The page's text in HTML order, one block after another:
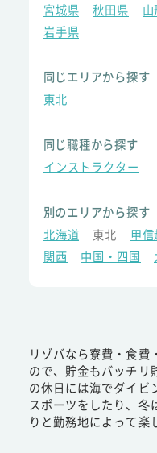
宮城県
秋田県
岩手県
同じエリアから探す
東北
同じ職種から探す
インストラクター
別のエリアから探す
北海道
東北 甲信
関西
中国・四国
リゾバなら寮費・食費
ので、貯金もバッチリ
の休日には海でダイビ
スポーツをしたり、冬
りと勤務地によって楽